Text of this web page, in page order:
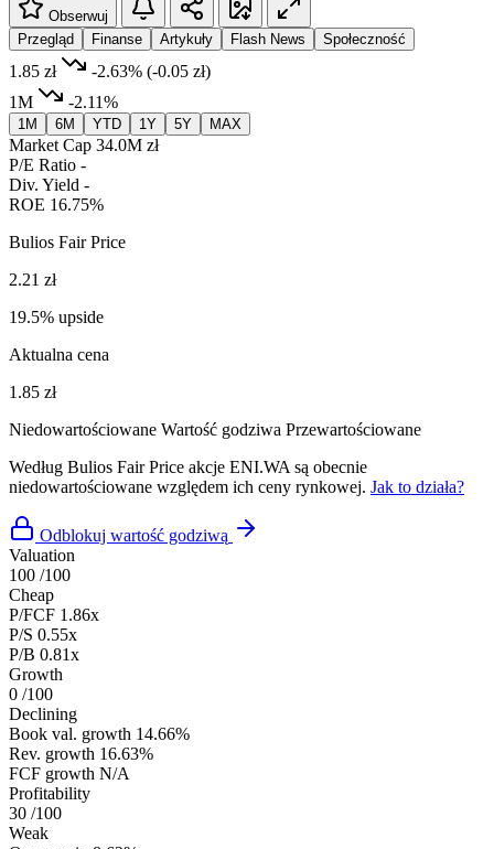
Obserwuj
Przegląd
Finanse Artykuły Flash News Społeczność
1.85 zł -2.63% (-0.05 zł)
1M
-2.11%
1M 6M YTD 1Y 5Y MAX
Market Cap 34.0M zł
P/E Ratio -
Div. Yield -
ROE 16.75%
Bulios Fair Price
2.21 zł
19.5% upside
Aktualna cena
1.85 zł
Niedowartościowane Wartość godziwa Przewartościowane
Według Bulios Fair Price akcje ENI.WA są obecnie
niedowartościowane względem ich ceny rynkowej. Jak to działa?
Odblokuj wartość godziwą
Valuation
100 /100
Cheap
P/FCF 1.86x
P/S 0.55x
P/B 0.81x
Growth
0 /100
Declining
Book val. growth 14.66%
Rev. growth 16.63%
FCF growth N/A
Profitability
30 /100
Weak